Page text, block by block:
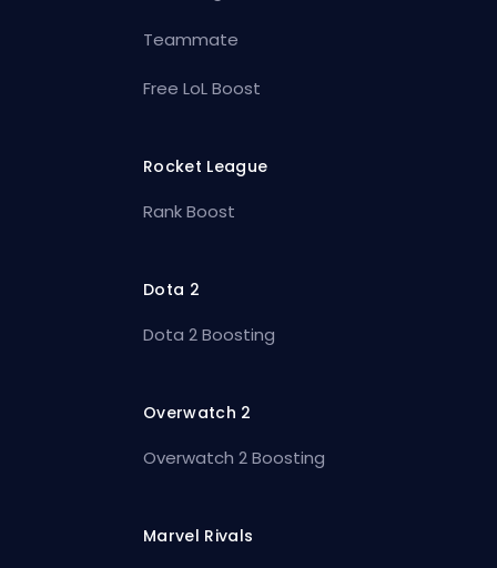
Teammate
Free LoL Boost
Rocket League
Rank Boost
Dota 2
Dota 2 Boosting
Overwatch 2
Overwatch 2 Boosting
Marvel Rivals